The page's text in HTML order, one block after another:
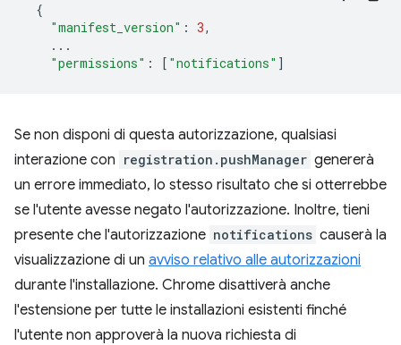
{
"manifest_version" : 3,
...
"permissions" : [ "notifications" ]
Se non disponi di questa autorizzazione, qualsiasi
interazione con registration.pushManager genererà
un errore immediato, lo stesso risultato che si otterrebbe
se l'utente avesse negato l'autorizzazione. Inoltre, tieni
presente che l'autorizzazione notifications causerà la
visualizzazione di un avviso relativo alle autorizzazioni
durante l'installazione. Chrome disattiverà anche
l'estensione per tutte le installazioni esistenti finché
l'utente non approverà la nuova richiesta di